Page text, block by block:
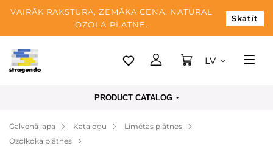
VAIRĀK RAKSTURA, ZEMĀKA CENA. NATURAL
OZOLA PLĀTNE.
Skatīt
Tallina
Apmaksa
LV
PRODUCT CATALOG
Galvenā lapa Katalogu
Līmētas plātnes
Ozolkoka plātnes